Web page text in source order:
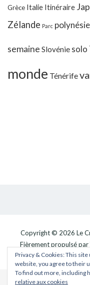
Grèce Italie Itinéraire
Zélande Parc polynésie
semaine Slovénie solo
monde Ténérife
Copyright © 2026 Le
Fièrement propulsé par
Privacy & Cookies: This
website, you agree to their
To find out more, including
relative aux cookies